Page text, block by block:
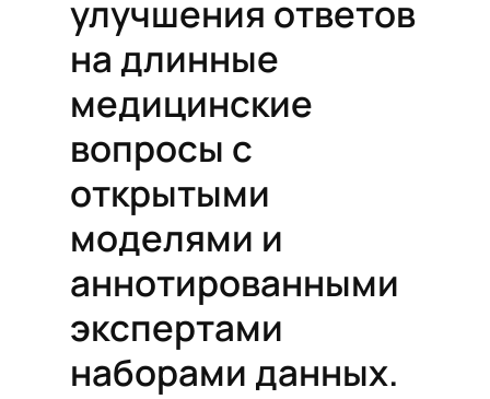
улучшения ответов
на длинные
медицинские
вопросы с
открытыми
моделями и
аннотированными
экспертами
наборами данных.